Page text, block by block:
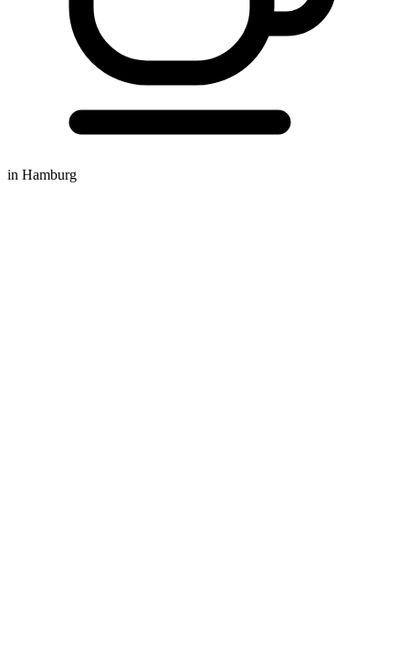
in Hamburg